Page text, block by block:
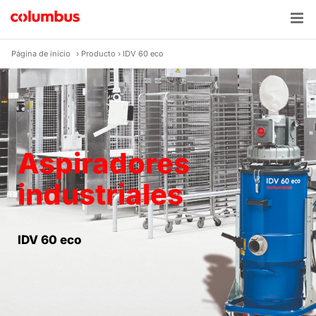
content
Página de inicio › Producto › IDV 60 eco
Aspiradores
industriales
IDV 60 eco